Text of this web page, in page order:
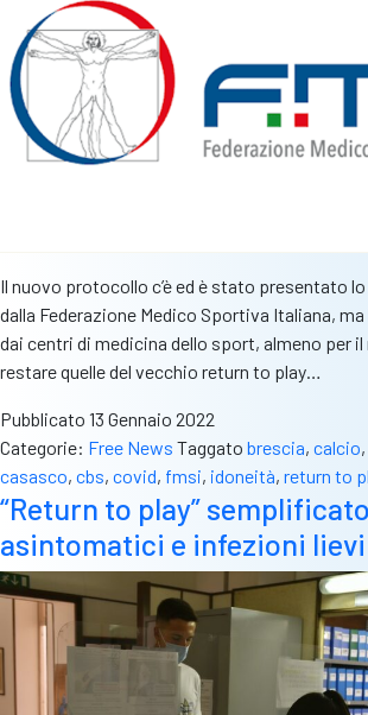
Il nuovo protocollo c’è ed è stato presentato
dalla Federazione Medico Sportiva Italiana,
dai centri di medicina dello sport, almeno per
restare quelle del vecchio return to play…
Pubblicato 13 Gennaio 2022
Categorie: Free News Taggato brescia, calcio,
casasco, cbs, covid, fmsi, idoneità, return to
“Return to play”
asintomatici e infezioni lievi